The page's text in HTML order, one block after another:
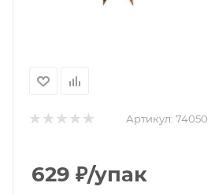
Артикул: 74050
629 ₽/упак